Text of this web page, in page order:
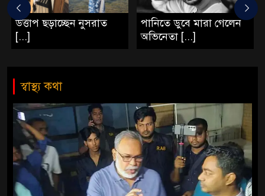
উত্তাপ ছড়াচ্ছেন নুসরাত
[...]
পানিতে ডুবে মারা গেলেন
অভিনেতা [...]
স্বাস্থ্য কথা